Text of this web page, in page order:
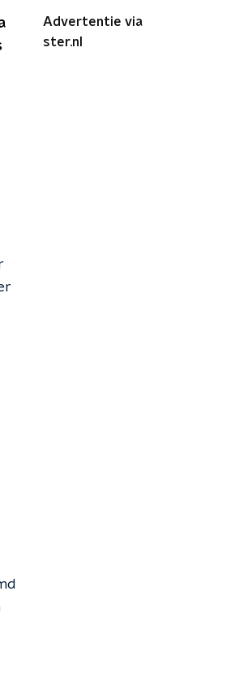
Advertentie via
ster.nl